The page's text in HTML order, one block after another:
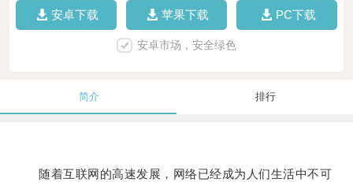
安卓下载 苹果下载 PC下载
安卓市场，安全绿色
简介 排行
随着互联网的高速发展，网络已经成为人们生活中不可